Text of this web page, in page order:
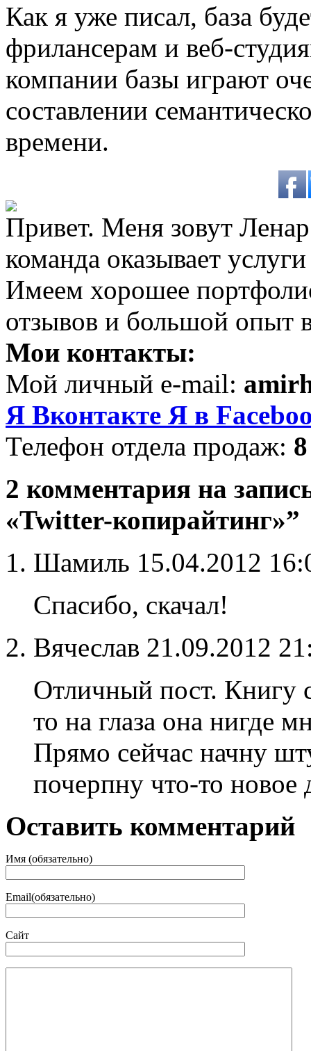
Как я уже писал, база
фрилансерам и веб-
компании базы играют
составлении
времени.
Привет. Меня зовут
команда оказывает
Имеем хорошее
отзывов и большой опыт
Мои контакты:
Мой личный e-mail:
Я Вконтакте Я в
Телефон отдела продаж:
2 комментария на
«Twitter-копирайтинг»”
Шамиль 15.04.2012
Спасибо, скачал!
Вячеслав 21.09.2012
Отличный пост. Книгу
то на глаза она нигде
Прямо сейчас начну
почерпну что-то новое
Оставить комментарий
Имя (обязательно)
Email(обязательно)
Сайт